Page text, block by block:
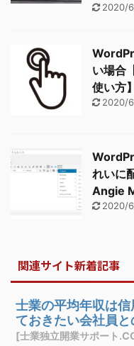
2020/
い場合
使い方】
2020/
れいに
Angie
2020/
関連サイト新着記事
士業の平均年収は
ておきたい会社員
[士業独立開業サポート